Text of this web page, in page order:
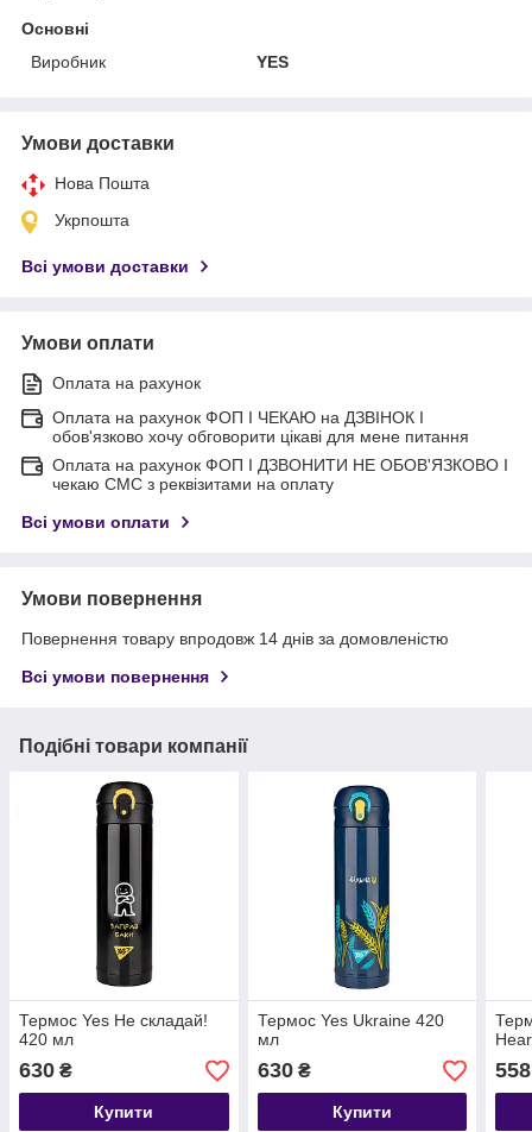
Основні
Виробник
YES
Умови доставки
Нова Пошта
Укрпошта
Всі умови доставки
Умови оплати
Оплата на рахунок
Оплата на рахунок ФОП I ЧЕКАЮ на ДЗВІНОК I
обов'язково хочу обговорити цікаві для мене питання
Оплата на рахунок ФОП I ДЗВОНИТИ НЕ ОБОВ'ЯЗКОВО I
чекаю СМС з реквізитами на оплату
Всі умови оплати
Умови повернення
Повернення товару впродовж 14 днів за домовленістю
Всі умови повернення
Подібні товари компанії
Термос Yes Не складай!
420 мл
630 ₴
Купити
Термос Yes Ukraine 420
мл
630₴
Купити
558